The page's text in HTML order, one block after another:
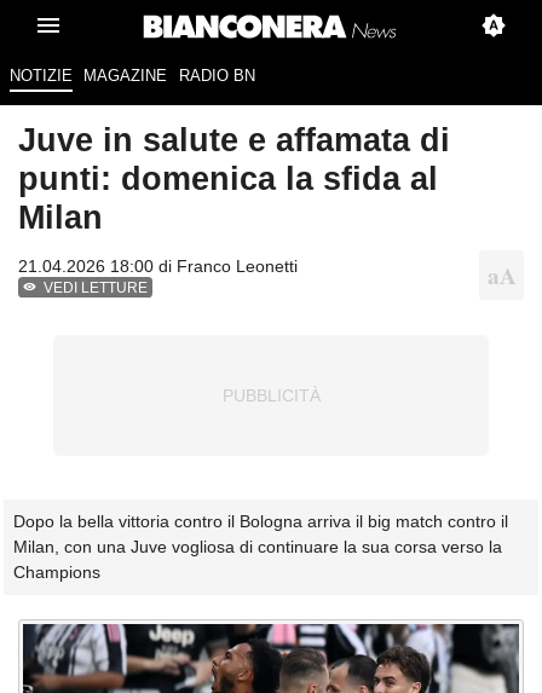
NOTIZIE MAGAZINE RADIO BN
Juve in salute e affamata di
punti: domenica la sfida al
Milan
21.04.2026 18:00 di Franco Leonetti
VEDI LETTURE
Dopo la bella vittoria contro il Bologna arriva il big match contro il
Milan, con una Juve vogliosa di continuare la sua corsa verso la
Champions